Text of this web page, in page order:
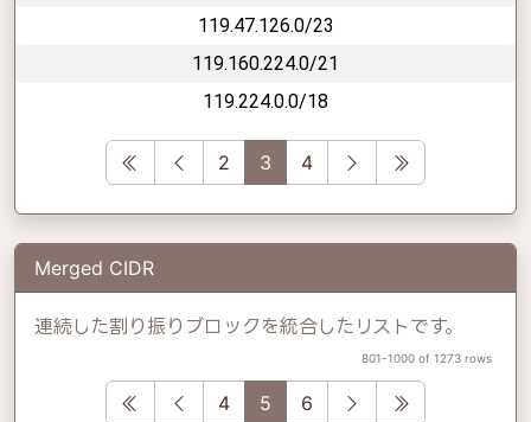
119.47.126.0/23
119.160.224.0/21
119.224.0.0/18
First Previous
2 3 4 Next
Merged CIDR
連続した割り振りブロックを統合したリストです。
801-1000 of 1273 rows
First Previous
4 5 6 Next